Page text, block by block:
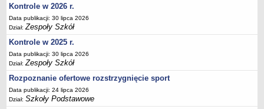
Godziny dyżurów
Ogłoszenia
Zarządzenia
Rejestry, ewidencje, archiwa
Kontrole
PONOWNE WYKORZYSTYWANIE
Sprawozdania
Kontrole w 2026 r.
Data publikacji: 30 lipca 2026
Dział:Zespoły Szkół
Kontrole w 2025 r.
Data publikacji: 30 lipca 2026
Dział:Zespoły Szkół
Rozpoznanie ofertowe rozstrzygnięcie sport
Data publikacji: 24 lipca 2026
Dział:Szkoły Podstawowe